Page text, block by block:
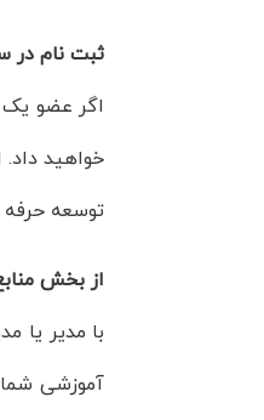
ثبت نام در
اگر عضو یک
خواهید
توسعه
از بخش
با مدیر یا
آموزشی شما